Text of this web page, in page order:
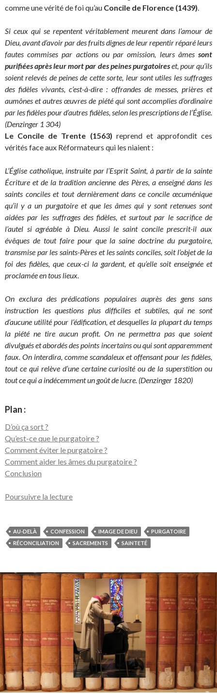
comme une vérité de foi qu’au Concile de Florence (1439).
Si ceux qui se repentent véritablement meurent dans l’amour de
Dieu, avant d’avoir par des fruits dignes de leur repentir réparé leurs
fautes commises par actions ou par omission, leurs âmes sont
purifiées après leur mort par des peines purgatoireset, pour qu’ils
soient relevés de peines de cette sorte, leur sont utiles les suffrages
des fidèles vivants, c’est-à-dire : offrandes de messes, prières et
aumônes et autres œuvres de piété qui sont accomplies d’ordinaire
par les fidèles pour d’autres fidèles, selon les prescriptions de l’Église.
(Denzinger 1 304)
Le Concile de Trente (1563) reprend et approfondit ces
vérités face aux Réformateurs qui les niaient :
L’Église catholique, instruite par l’Esprit Saint, à partir de la sainte
Écriture et de la tradition ancienne des Pères, a enseigné dans les
saints conciles et tout dernièrement dans ce concile œcuménique
qu’il y a un purgatoire et que les âmes qui y sont retenues sont
aidées par les suffrages des fidèles, et surtout par le sacrifice de
l’autel si agréable à Dieu. Aussi le saint concile prescrit-il aux
évêques de tout faire pour que la saine doctrine du purgatoire,
transmise par les saints-Pères et les saints conciles, soit l’objet de la
foi des fidèles, que ceux-ci la gardent, et qu’elle soit enseignée et
proclamée en tous lieux.
On exclura des prédications populaires auprès des gens sans
instruction les questions plus difficiles et subtiles, qui ne sont
d’aucune utilité pour l’édification, et desquelles la plupart du temps
la piété ne tire aucun profit. On ne permettra pas que soient
divulgués et abordés des points incertains ou qui sont apparemment
faux. On interdira, comme scandaleux et offensant pour les fidèles,
tout ce qui relève d’une certaine curiosité ou de la superstition ou
tout ce qui a indécemment un goût de lucre. (Denzinger 1820)
Plan :
D’où ça sort ?
Qu’est-ce que le purgatoire ?
Comment éviter le purgatoire ?
Comment aider les âmes du purgatoire ?
Conclusion
Poursuivre la lecture
AU-DELÀ CONFESSION IMAGE DE DIEU
PURGATOIRE
RÉCONCILIATION
SACREMENTS SAINTETÉ